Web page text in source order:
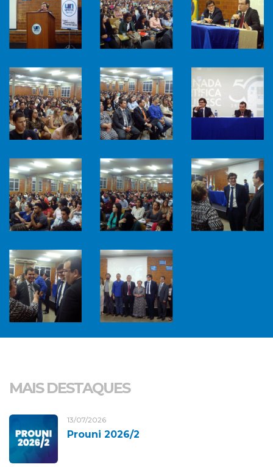
MAIS DESTAQUES
13/07/2026
Prouni 2026/2